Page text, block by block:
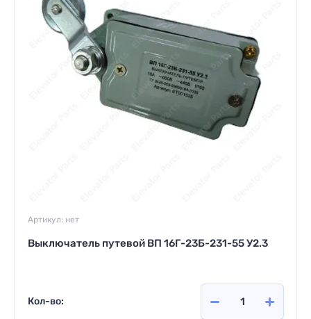
Артикул: нет
Выключатель путевой ВП 16Г-23Б-231-55 У2.3
Кол-во: